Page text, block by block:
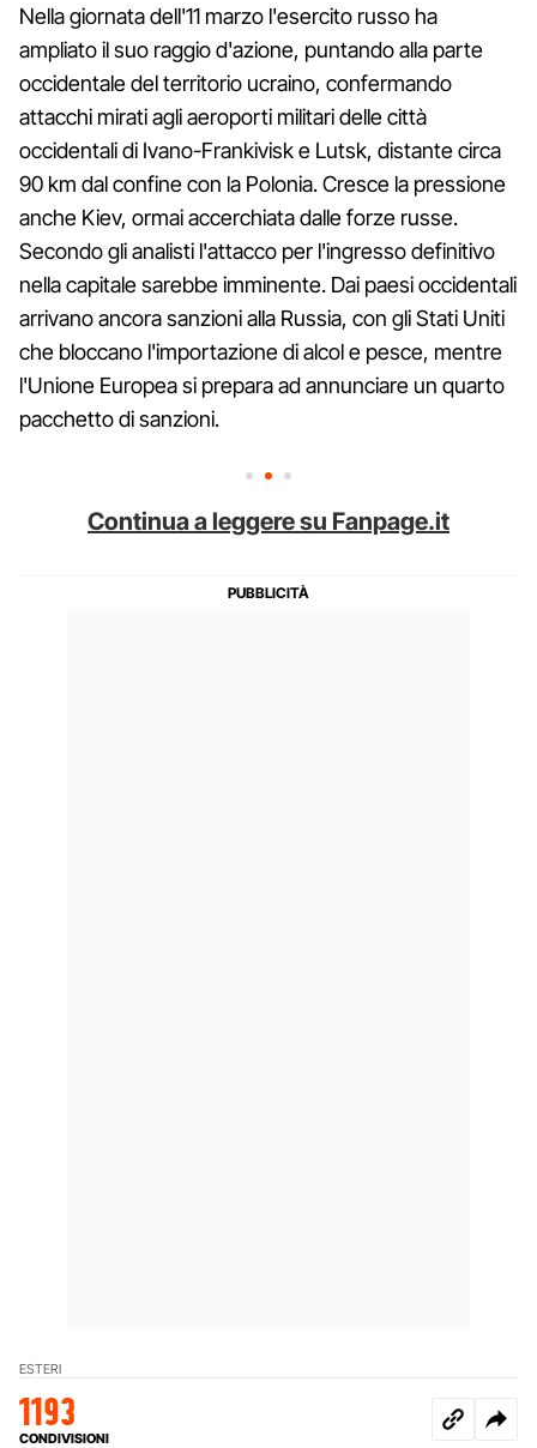
Nella giornata dell'11 marzo l'esercito russo ha
ampliato il suo raggio d'azione, puntando alla parte
occidentale del territorio ucraino, confermando
attacchi mirati agli aeroporti militari delle città
occidentali di Ivano-Frankivisk e Lutsk, distante circa
90 km dal confine con la Polonia. Cresce la pressione
anche Kiev, ormai accerchiata dalle forze russe.
Secondo gli analisti l'attacco per l'ingresso definitivo
nella capitale sarebbe imminente. Dai paesi occidentali
arrivano ancora sanzioni alla Russia, con gli Stati Uniti
che bloccano l'importazione di alcol e pesce, mentre
l'Unione Europea si prepara ad annunciare un quarto
pacchetto di sanzioni.
Continua a leggere su Fanpage.it
ESTERI
1193
CONDIVISIONI